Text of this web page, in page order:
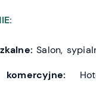
Salon,